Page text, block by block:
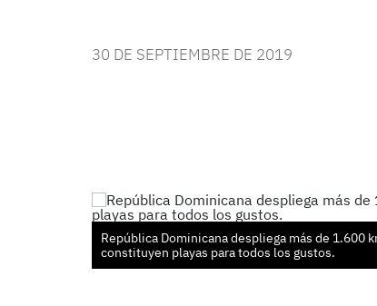
30 DE SEPTIEMBRE DE 2019
República Dominicana despliega más de 1.600
constituyen playas para todos los gustos.